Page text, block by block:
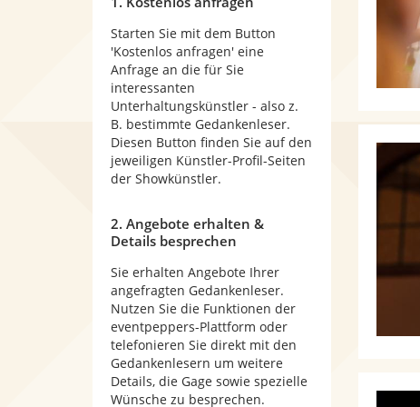
Starten Sie mit dem Button
'Kostenlos anfragen' eine
Anfrage an die für Sie
interessanten
Unterhaltungskünstler - also z.
B. bestimmte Gedankenleser.
Diesen Button finden Sie auf den
jeweiligen Künstler-Profil-Seiten
der Showkünstler.
2. Angebote erhalten &
Details besprechen
Sie erhalten Angebote Ihrer
angefragten Gedankenleser.
Nutzen Sie die Funktionen der
eventpeppers-Plattform oder
telefonieren Sie direkt mit den
Gedankenlesern um weitere
Details, die Gage sowie spezielle
Wünsche zu besprechen.